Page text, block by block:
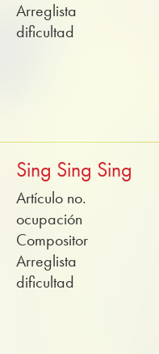
Arreglista
dificultad
Sing Sing Sing
Artículo no.
ocupación
Compositor
Arreglista
dificultad